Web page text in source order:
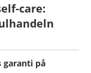
care:
garanti på